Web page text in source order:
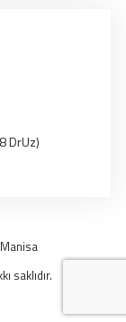
DrUz)
Manisa
saklıdır.